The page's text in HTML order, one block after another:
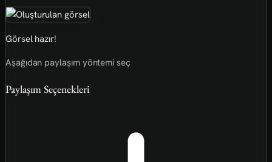
Görsel hazır!
Aşağıdan paylaşım yöntemi seç
Paylaşım Seçenekleri